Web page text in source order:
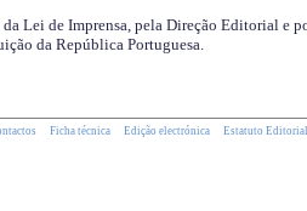
Lei de Imprensa, pela Direção Editorial e
da República Portuguesa.
Ficha técnica Edição electrónica Estatuto Editorial